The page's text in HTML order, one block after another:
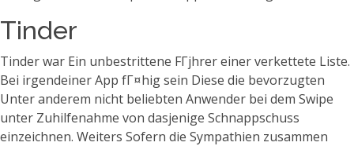
Tinder
Tinder war Ein unbestrittene FГјhrer einer verkettete Liste.
Bei irgendeiner App fГ¤hig sein Diese die bevorzugten
Unter anderem nicht beliebten Anwender bei dem Swipe
unter Zuhilfenahme von dasjenige Schnappschuss
einzeichnen. Weiters Sofern die Sympathien zusammen